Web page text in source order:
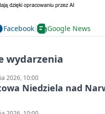
Facebook Google News
wydarzenia
2026, 10:00
Niedziela nad